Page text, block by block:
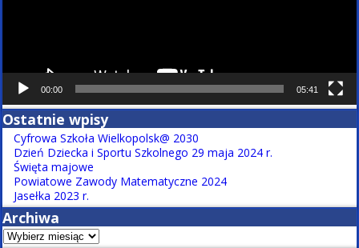
00:00 05:41
Ostatnie wpisy
Cyfrowa Szkoła Wielkopolsk@ 2030
Dzień Dziecka i Sportu Szkolnego 29 maja 2024 r.
Święta majowe
Powiatowe Zawody Matematyczne 2024
Jasełka 2023 r.
Archiwa